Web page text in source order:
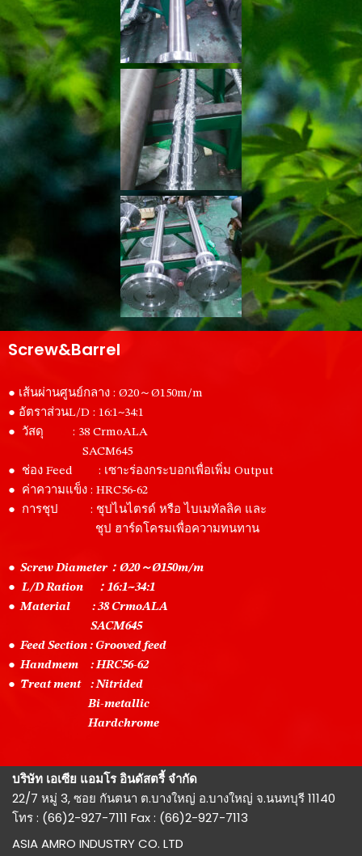
Screw&Barrel
● เส้นผ่านศูนย์กลาง : Ø20～Ø150m/m
● อัตราส่วนL/D : 16:1~34:1
● วัสดุ : 38 CrmoALA
SACM645
● ช่อง Feed : เซาะร่องกระบอกเพื่อเพิ่ม Output
● ค่าความแข็ง : HRC56-62
● การชุป : ชุปไนไตรด์ หรือ ไบเมทัลลิค และ
ชุป ฮาร์ดโครมเพื่อความทนทาน
● Screw Diameter：Ø20～Ø150m/m
●L/D Ration ：16:1~34:1
● Material : 38 CrmoALA
SACM645
● Feed Section : Grooved feed
● Handmem : HRC56-62
● Treat ment : Nitrided
Bi-metallic
Hardchrome
บริษัท เอเซีย แอมโร อินดัสตรี้ จำกัด
22/7 หมู่ 3, ซอย กันตนา ต.บางใหญ่ อ.บางใหญ่ จ.นนทบุรี 11140
โทร : (66)2-927-7111 Fax : (66)2-927-7113
ASIA AMRO INDUSTRY CO. LTD